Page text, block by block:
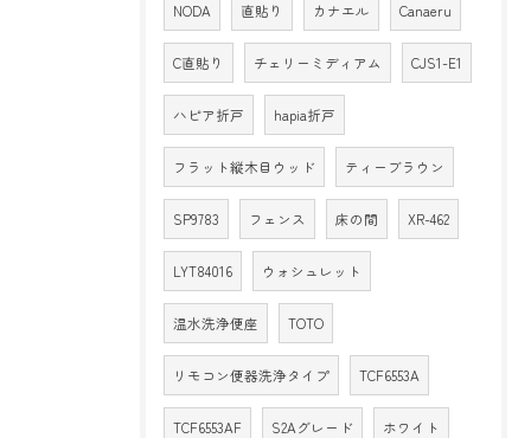
NODA 直貼り カナエル Canaeru
C直貼り チェリーミディアム CJS1-E1
ハピア折戸 hapia折戸
フラット縦木目ウッド ティーブラウン
SP9783 フェンス 床の間 XR-462
LYT84016 ウォシュレット
温水洗浄便座 TOTO
リモコン便器洗浄タイプ TCF6553A
TCF6553AF S2Aグレード ホワイト